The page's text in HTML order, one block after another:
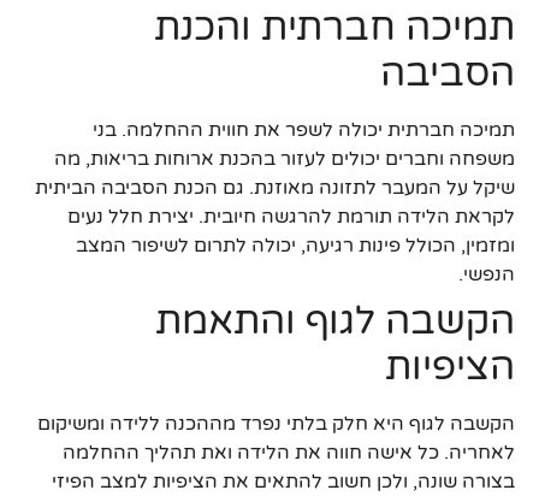
תמיכה חברתית והכנת
הסביבה
תמיכה חברתית יכולה לשפר את חווית ההחלמה. בני
משפחה וחברים יכולים לעזור בהכנת ארוחות בריאות, מה
שיקל על המעבר לתזונה מאוזנת. גם הכנת הסביבה הביתית
לקראת הלידה תורמת להרגשה חיובית. יצירת חלל נעים
ומזמין, הכולל פינות רגיעה, יכולה לתרום לשיפור המצב
הנפשי.
הקשבה לגוף והתאמת
הציפיות
הקשבה לגוף היא חלק בלתי נפרד מההכנה ללידה ומשיקום
לאחריה. כל אישה חווה את הלידה ואת תהליך ההחלמה
בצורה שונה, ולכן חשוב להתאים את הציפיות למצב הפיזי